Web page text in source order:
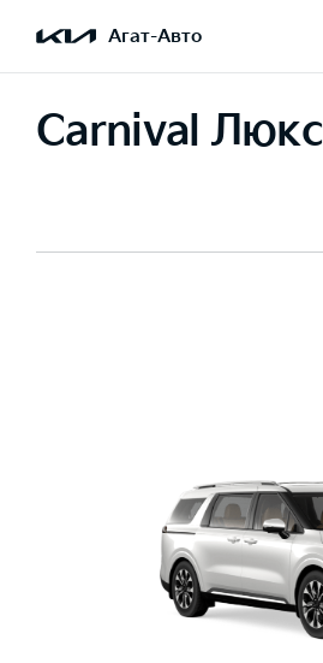
Агат-Авто
Carnival Люкс